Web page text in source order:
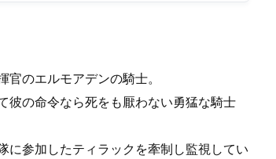
のエルモアデンの騎士。
彼の命令なら死をも厭わない勇猛な騎士
に参加したティラックを牽制し監視してい